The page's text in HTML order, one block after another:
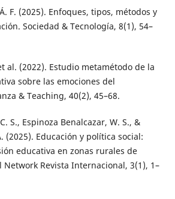
F. (2025). Enfoques, tipos, métodos y
Sociedad & Tecnología, 8(1), 54–
al. (2022). Estudio metamétodo de la
sobre las emociones del
& Teaching, 40(2), 45–68.
S., Espinoza Benalcazar, W. S., &
(2025). Educación y política social:
educativa en zonas rurales de
Revista Internacional, 3(1), 1–